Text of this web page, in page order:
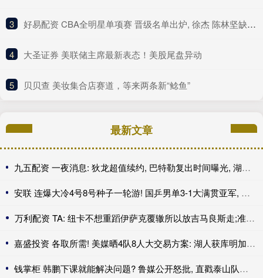
3 ​好易配资 CBA全明星单项赛 晋级名单出炉, 徐杰 陈林坚缺席决赛让人意外!
4 ​大圣证券 美联储主席最新表态！美股尾盘异动
5 ​贝贝查 美妆集合店赛道，等来两条新“鲶鱼”
最新文章
九五配资 一夜消息: 狄龙超值续约, 巴特勒复出时间曝光, 湖人旧将重返联盟
安联 连爆大冷4号8号种子一轮游! 国乒男单3-1大满贯亚军, 终于首胜了
万利配资 TA: 纽卡不想重蹈伊萨克覆辙所以放吉马良斯走;准备买中场
嘉盛投资 各取所需! 美媒晒4队8人大交易方案: 湖人获库明加+沃特森赴老鹰
钱掌柜 韩鹏下课就能解决问题? 鲁媒公开怒批, 直戳泰山队病根, 这可咋整